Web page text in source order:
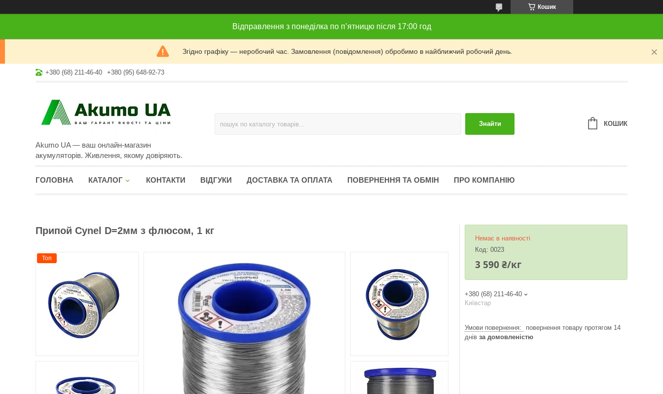
Кошик
Відправлення з понеділка по п’ятницю після 17:00 год
Згідно графіку — неробочий час. Замовлення (повідомлення) обробимо в найближчий робочий день.
+380 (68) 211-46-40 +380 (95) 648-92-73
Akumo UA — ваш онлайн-магазин
акумуляторів. Живлення, якому довіряють.
Знайти КОШИК
ГОЛОВНА КАТАЛОГ КОНТАКТИ ВІДГУКИ ДОСТАВКА ТА ОПЛАТА ПОВЕРНЕННЯ ТА ОБМІН ПРО КОМПАНІЮ
Припой Cynel D=2мм з флюсом, 1 кг
Топ
Немає в наявності
Код: 0023
3 590 ₴/кг
+380 (68) 211-46-40
Київстар
повернення товару протягом 14
днів за домовленістю